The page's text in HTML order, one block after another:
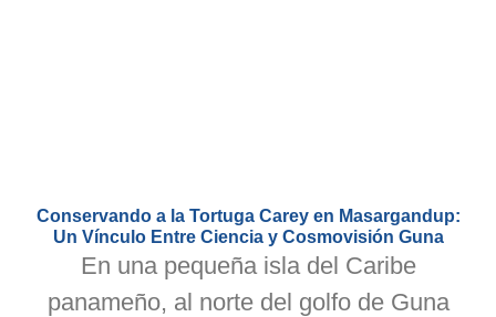
Conservando a la Tortuga Carey en Masargandup:
Un Vínculo Entre Ciencia y Cosmovisión Guna
En una pequeña isla del Caribe
panameño, al norte del golfo de Guna